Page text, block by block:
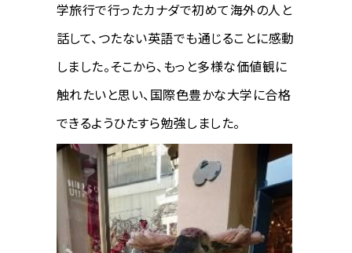
学旅行で行ったカナダで初めて海外の人と
話して、つたない英語でも通じることに感動
しました。そこから、もっと多様な価値観に
触れたいと思い、国際色豊かな大学に合格
できるようひたすら勉強しました。